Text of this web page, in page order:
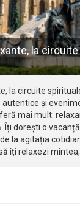
la
la circuite
și
mai mult:
Îți dorești o
la agitația
îți relaxezi mintea,